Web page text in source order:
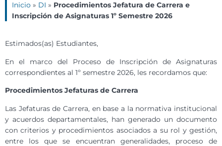
Inicio » DI » Procedimientos Jefatura de Carrera e
Inscripción de Asignaturas 1º Semestre 2026
Estimados(as) Estudiantes,
En el marco del Proceso de Inscripción de Asignaturas
correspondientes al 1º semestre 2026, les recordamos que:
Procedimientos Jefaturas de Carrera
Las Jefaturas de Carrera, en base a la normativa institucional
y acuerdos departamentales, han generado un documento
con criterios y procedimientos asociados a su rol y gestión,
entre los que se encuentran generalidades, proceso de